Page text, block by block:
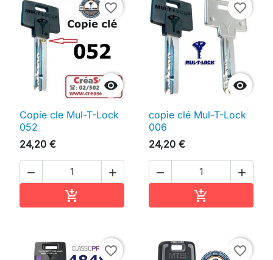

favorite_border
Copie cle Mul-T-Lock
052
24,20 €
 


favorite_border
copie clé Mul-T-Lock
006
24,20 €
 

favorite_border favorite_border